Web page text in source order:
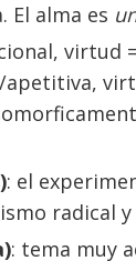
El alma es
virtud
: el
radical
: tema muy